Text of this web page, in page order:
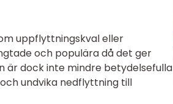
uppflyttningskval eller
och populära då det ger
är dock inte mindre betydelsefulla
undvika nedflyttning till